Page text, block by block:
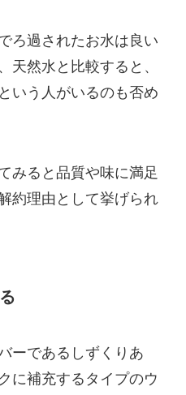
ろ過されたお水は良い
天然水と比較すると、
いう人がいるのも否め
みると品質や味に満足
約理由として挙げられ
ーであるしずくりあ
に補充するタイプのウ